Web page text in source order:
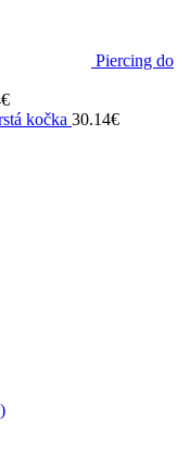
Piercing do
€
kočka 30.14€